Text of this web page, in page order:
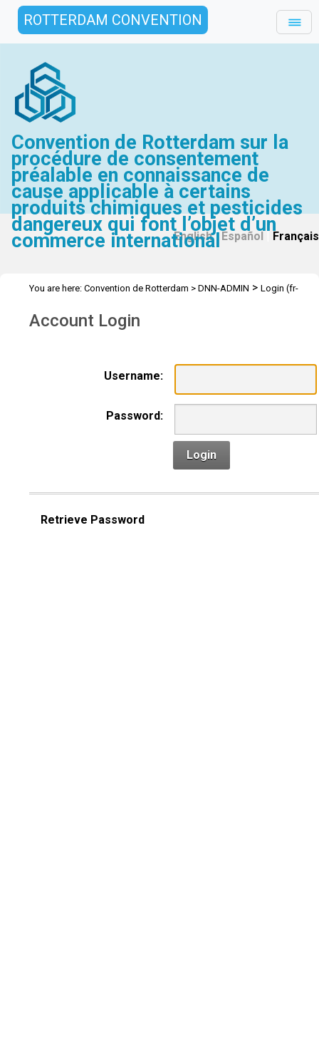
ROTTERDAM CONVENTION
Convention de Rotterdam sur la
procédure de consentement
préalable en connaissance de
cause applicable à certains
produits chimiques et pesticides
dangereux qui font l’objet d’un
commerce international
English| Español Français
You are here: Convention de Rotterdam > DNN-ADMIN > Login (fr-
Account Login
Username:
Password:
Login
Retrieve Password